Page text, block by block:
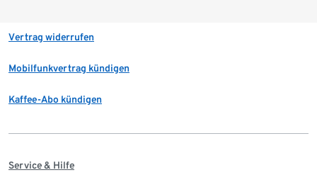
Vertrag widerrufen
Mobilfunkvertrag kündigen
Kaffee-Abo kündigen
Service & Hilfe